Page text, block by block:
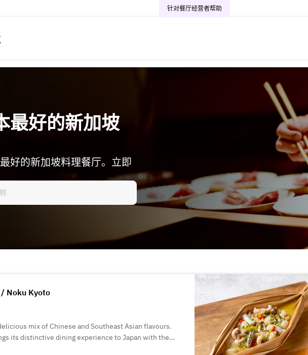
针对餐厅经营者帮助
最好的新加坡
好的新加坡料理餐厅。立即
Noku Kyoto
mix of Chinese and Southeast Asian flavours.
its distinctive dining experience to Japan with the